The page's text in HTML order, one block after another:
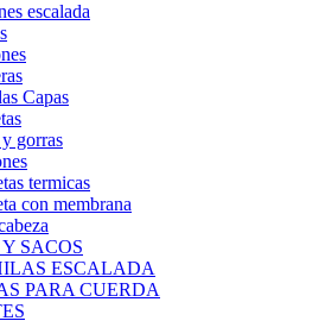
escalada
Capas
gorras
termicas
con membrana
SACOS
ESCALADA
PARA CUERDA